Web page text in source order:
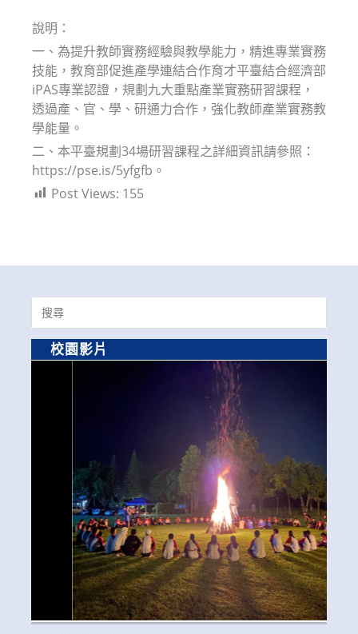
說明：
一、為提升教師實務經驗與教學能力，精進專業實務
技能，教育部促進產學連結合作育才平臺結合經濟部
iPAS專業認證，規劃九大重點產業實務研習課程，
透過產、官、學、研通力合作，強化教師產業實務教
學能量。
二、本平臺規劃34場研習課程之詳細資訊請參照：
https://pse.is/5yfgfb。
Post Views: 155
Search
for:
校園影片